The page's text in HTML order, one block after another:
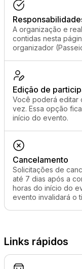
A organização e
contidas nesta
organizador
Edição de
Você poderá editar
vez. Essa opção
início do evento.
Cancelamento
Solicitações de
até 7 dias após a
horas do início do
evento invalidará o
Links rápidos